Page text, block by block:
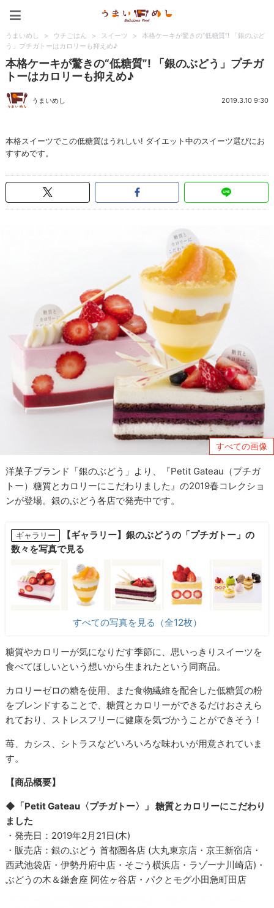
うまいめし > ウチごはん > スイーツ >
本格ケーキが驚きの“低糖質”! 「銀のぶど
う」プチガトーはカロリーも抑えめ♪
本格ケーキが驚きの“低糖質”! 「銀のぶどう」プチガ
トーはカロリーも抑えめ♪
うまいめし 2019.3.10 9:30
本格スイーツでこの低糖質はうれしい! ダイエット中のスイーツ選びにお
すすめです。
すべての画像
洋菓子ブランド「銀のぶどう」より、『Petit Gateau（プチガ
トー）糖質とカロリーにこだわりました』の2019春コレクショ
ンが登場。銀のぶどう各店で発売中です。
ギャラリー
【ギャラリー】銀のぶどうの「プチガトー」の
数々を写真で見る
すべての写真を見る（全12枚）
糖質やカロリーが気になりだす季節に、思いっきりスイーツを
食べてほしいという想いから生まれたという同商品。
カロリーゼロの糖を使用、また食物繊維を配合した低糖質の粉
をブレンドすることで、糖質とカロリーができるだけおさえら
れており、ストレスフリーに健康を気づかうことができそう！
苺、カシス、シトラスなどいろいろな味わいが用意されていま
す。
【商品概要】
◆「Petit Gateau〈プチガトー〉」 糖質とカロリーにこだわり
ました
・発売日：2019年2月21日(木)
・販売店：銀のぶどう 首都圏各店 (大丸東京店・京王新宿店・
西武池袋店・伊勢丹府中店・そごう横浜店・ラゾーナ川崎店)・
ぶどうの木＆鎌倉座 阿佐ヶ谷店・パクとモグ小田急町田店